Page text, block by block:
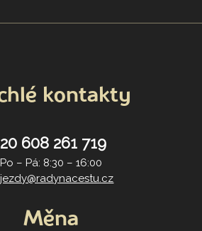
kontakty
608 261 719
Po – Pá: 8:30 – 16:00
Měna